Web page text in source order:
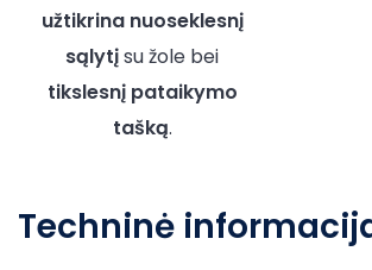
užtikrina nuoseklesnį
sąlytįsu žole bei
tikslesnį pataikymo
tašką.
Techninė